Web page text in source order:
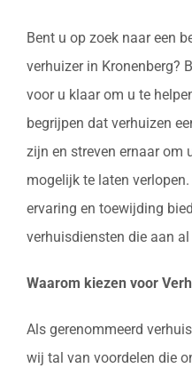
Bent u op zoek naar een
verhuizer in Kronenberg?
voor u klaar om u te
begrijpen dat verhuizen
zijn en streven ernaar om
mogelijk te laten
ervaring en toewijding
verhuisdiensten die aan
Waarom kiezen voor
Als gerenommeerd
wij tal van voordelen die